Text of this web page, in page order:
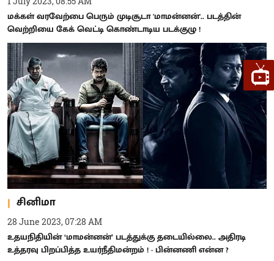
மக்கள் வரவேற்பை பெரும் முடிசூடா 'மாமன்னன்'.. படத்தின்
வெற்றியை கேக் வெட்டி கொண்டாடிய படக்குழு !
சினிமா
28 June 2023, 07:28 AM
உதயநிதியின் ‘மாமன்னன்’ படத்துக்கு தடையில்லை.. அதிரடி
உத்தரவு பிறப்பித்த உயர்நீதிமன்றம் ! - பின்னணி என்ன ?